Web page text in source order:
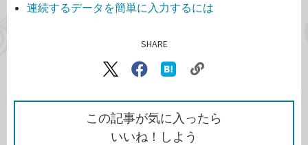
連続するデータを簡単に入力するには
SHARE
X（旧
で
シ
ェ
ア
Facebook
シ
ェ
ア
な
ブ
ッ
ク
ク
を
コ
この記事が気に入ったら
いいね！しよう